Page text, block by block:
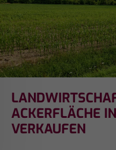
ACKERFLÄCHE
VERKAUFEN